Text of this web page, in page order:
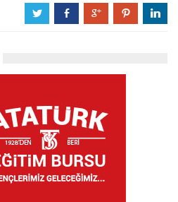
a b c d j